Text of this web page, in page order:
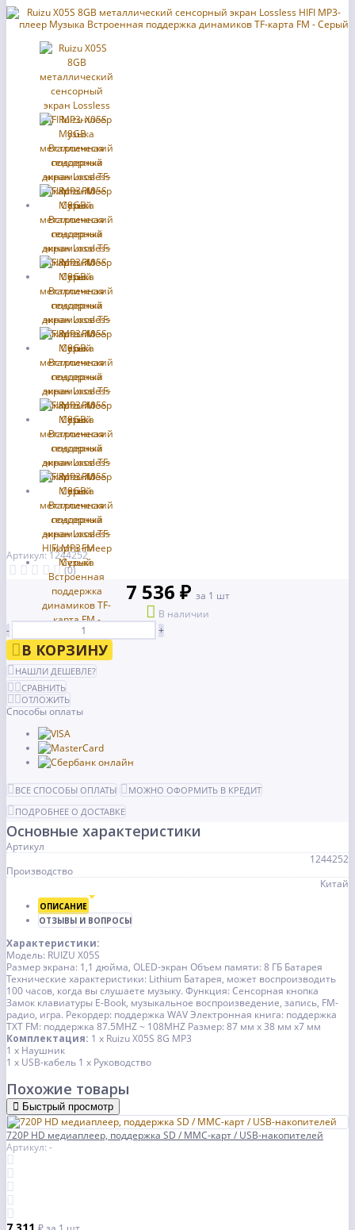
Артикул: 1244252
(0)
7 536 ₽ за 1 шт
В наличии
-
+
В КОРЗИНУ
НАШЛИ ДЕШЕВЛЕ?
СРАВНИТЬ
ОТЛОЖИТЬ
Способы оплаты
ВСЕ СПОСОБЫ ОПЛАТЫ
МОЖНО ОФОРМИТЬ В КРЕДИТ
ПОДРОБНЕЕ О ДОСТАВКЕ
Основные характеристики
Артикул
1244252
Производство
Китай
ОПИСАНИЕ
ОТЗЫВЫ И ВОПРОСЫ
Характеристики:
Модель: RUIZU X05S
Размер экрана: 1,1 дюйма, OLED-экран Объем памяти: 8 ГБ Батарея
Технические характеристики: Lithium Батарея, может воспроизводить
100 часов, когда вы слушаете музыку. Функция: Сенсорная кнопка
Замок клавиатуры E-Book, музыкальное воспроизведение, запись, FM-
радио, игра. Рекордер: поддержка WAVЭлектронная книга: поддержка
TXT FM: поддержка 87.5MHZ ~ 108MHZ Размер: 87 мм x 38 мм x7 мм
Комплектация: 1 x Ruizu X05S 8G MP3
1 x Наушник
1 x USB-кабель 1 x Руководство
Похожие товары
Быстрый просмотр
720P HD медиаплеер, поддержка SD / MMC-карт / USB-накопителей
Артикул: -